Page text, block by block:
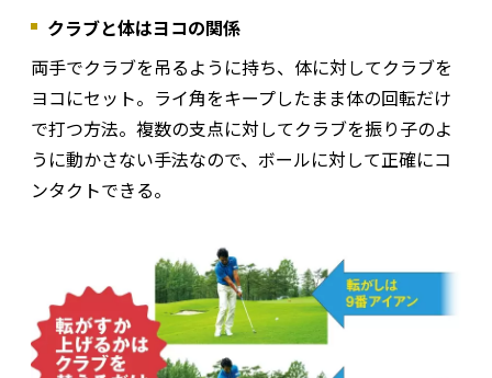
クラブと体はヨコの関係
両手でクラブを吊るように持ち、体に対してクラブを
ヨコにセット。ライ角をキープしたまま体の回転だけ
で打つ方法。複数の支点に対してクラブを振り子のよ
うに動かさない手法なので、ボールに対して正確にコ
ンタクトできる。